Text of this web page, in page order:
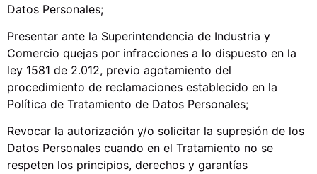
Datos Personales;
Presentar ante la Superintendencia de Industria y
Comercio quejas por infracciones a lo dispuesto en la
ley 1581 de 2.012, previo agotamiento del
procedimiento de reclamaciones establecido en la
Política de Tratamiento de Datos Personales;
Revocar la autorización y/o solicitar la supresión de los
Datos Personales cuando en el Tratamiento no se
respeten los principios, derechos y garantías